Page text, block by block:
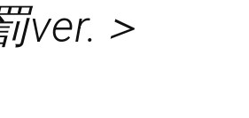
ver.＞